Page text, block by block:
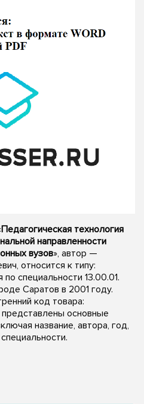
Педагогическая технология
направленности
вузов», автор —
относится к типу:
специальности 13.00.01.
Саратов в 2001 году.
код товара:
основные
название, автора, год,